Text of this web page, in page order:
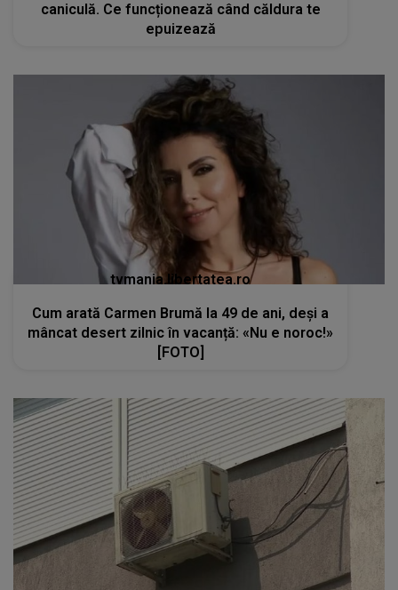
caniculă. Ce funcționează când căldura te
epuizează
tvmania.libertatea.ro
Cum arată Carmen Brumă la 49 de ani, deși a
mâncat desert zilnic în vacanță: «Nu e noroc!»
[FOTO]